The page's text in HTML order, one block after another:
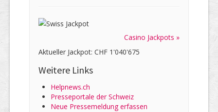
Casino Jackpots »
Aktueller Jackpot: CHF 1'040'675
Weitere Links
Helpnews.ch
Presseportale der Schweiz
Neue Pressemeldung erfassen